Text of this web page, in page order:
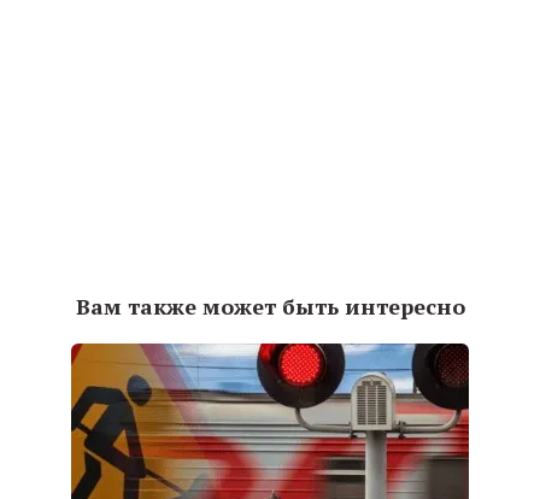
Вам также может быть интересно